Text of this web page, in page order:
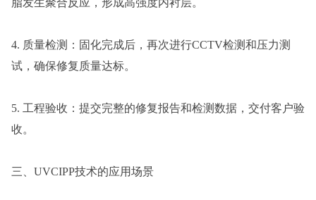
脂发生聚合反应，形成高强度内衬层。
4. 质量检测：固化完成后，再次进行CCTV检测和压力测
试，确保修复质量达标。
5. 工程验收：提交完整的修复报告和检测数据，交付客户验
收。
三、UVCIPP技术的应用场景